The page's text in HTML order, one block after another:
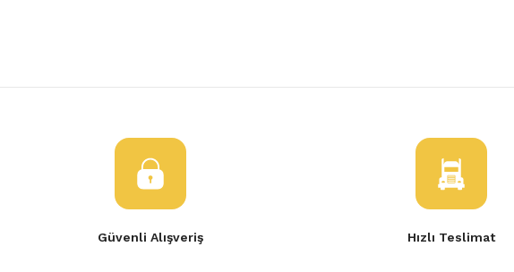
Güvenli Alışveriş Hızlı Teslimat